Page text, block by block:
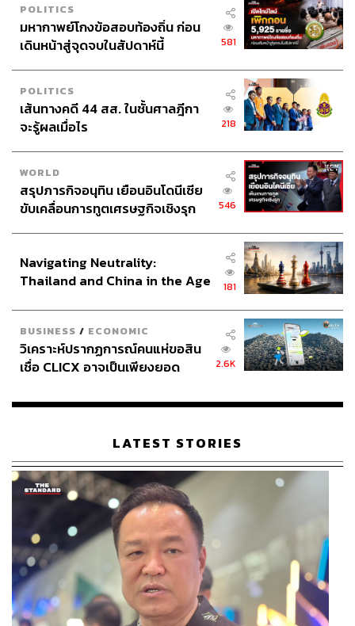
POLITICS
มหากาพย์โกงข้อสอบท้องถิ่น ก่อน
เดินหน้าสู่จุดจบในสัปดาห์นี้
581
POLITICS
เส้นทางคดี 44 สส. ในชั้นศาลฎีกา
จะรู้ผลเมื่อไร
218
WORLD
สรุปภารกิจอนุทิน เยือนอินโดนีเซีย
ขับเคลื่อนการทูตเศรษฐกิจเชิงรุก
546
Navigating Neutrality:
Thailand and China in the Age
181
BUSINESS / ECONOMIC
วิเคราะห์ปรากฏการณ์คนแห่ขอสิน
เชื่อ CLICX อาจเป็นเพียงยอด
เรือนไทยที่ถูกซุกไว้
2.6K
LATEST STORIES